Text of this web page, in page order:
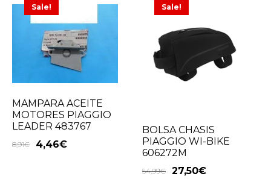
Sale!
MAMPARA ACEITE
MOTORES PIAGGIO
LEADER 483767
8,91€ 4,46€
Sale!
BOLSA CHASIS
PIAGGIO WI-BIKE
606272M
54,99€ 27,50€